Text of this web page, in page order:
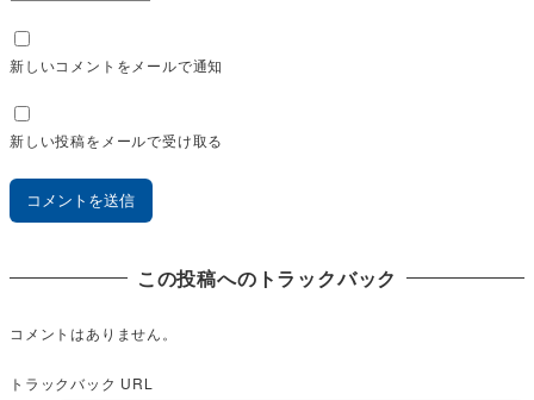
新しいコメントをメールで通知
新しい投稿をメールで受け取る
この投稿へのトラックバック
コメントはありません。
トラックバック URL